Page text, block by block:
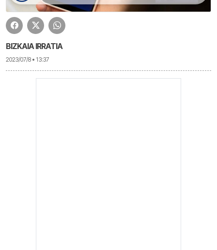
BIZKAIA IRRATIA
2023/07/8 • 13:37